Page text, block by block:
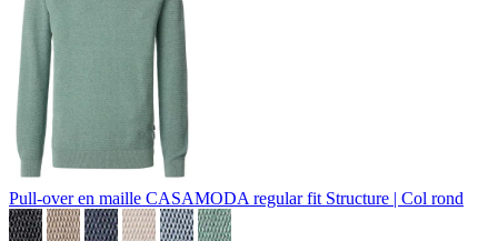
Pull-over en maille CASAMODA regular fit Structure | Col rond